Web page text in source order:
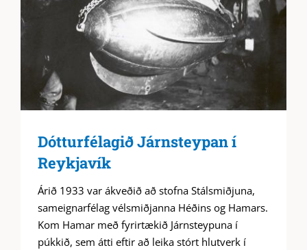
Dótturfélagið Járnsteypan í
Reykjavík
Árið 1933 var ákveðið að stofna Stálsmiðjuna,
sameignarfélag vélsmiðjanna Héðins og Hamars.
Kom Hamar með fyrirtækið Járnsteypuna í
púkkið, sem átti eftir að leika stórt hlutverk í